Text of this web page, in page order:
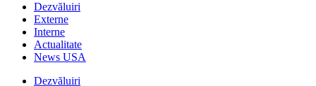
Dezvăluiri
Externe
Interne
Actualitate
News USA
Dezvăluiri